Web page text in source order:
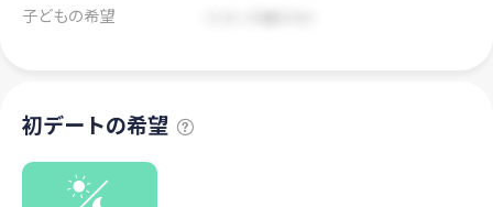
子どもの希望
初デートの希望